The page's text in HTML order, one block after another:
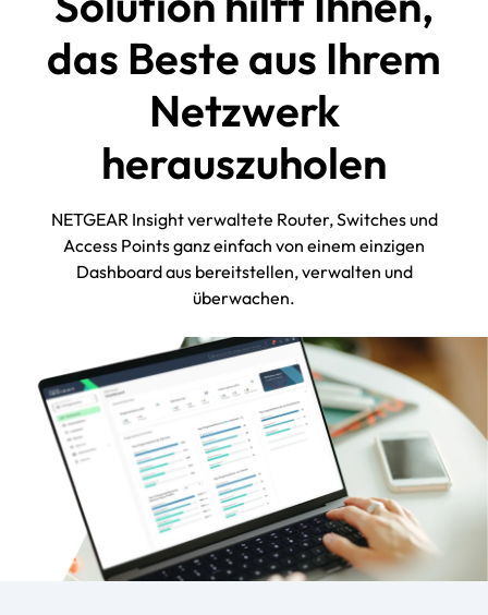
IPSec-Konfiguration zur Erstellung
sicherer Site-to-Site-VPN-
Verbindungen
Fügen Sie mit einem einfachen Lizenz-
Add-on erweiterten Bedrohungsschutz
sowie Web- und DNS-Sicherheit hinzu.
Machen Sie aus Ihrem PR60X ein
umfassendes Sicherheits-Gateway,
ohne dass separate Hardware
erforderlich ist.
das Beste aus Ihrem
Netzwerk
herauszuholen
NETGEAR Insight verwaltete Router, Switches und
Access Points ganz einfach von einem einzigen
Dashboard aus bereitstellen, verwalten und
überwachen.